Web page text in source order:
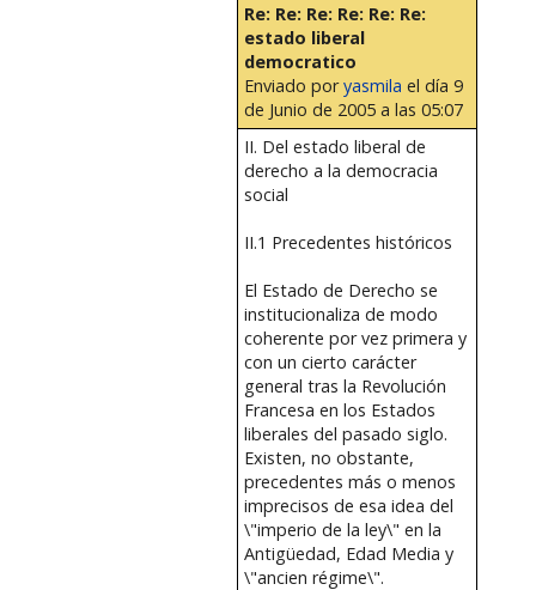
Re: Re: Re: Re: Re: Re:
estado liberal
democratico
Enviado poryasmila el día 9
de Junio de 2005 a las 05:07
II. Del estado liberal de
derecho a la democracia
social
II.1 Precedentes históricos
El Estado de Derecho se
institucionaliza de modo
coherente por vez primera y
con un cierto carácter
general tras la Revolución
Francesa en los Estados
liberales del pasado siglo.
Existen, no obstante,
precedentes más o menos
imprecisos de esa idea del
\"imperio de la ley\" en la
Antigüedad, Edad Media y
\"ancien régime\".